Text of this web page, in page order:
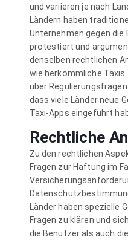
und variieren je nach
Ländern haben
Unternehmen gegen die
protestiert und
denselben rechtlichen
wie herkömmliche
über
dass viele Länder neue
Taxi-Apps eingeführt
Rechtliche
Zu den rechtlichen
Fragen zur Haftung im
Länder haben spezielle
Fragen zu klären und
die Benutzer als auch